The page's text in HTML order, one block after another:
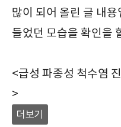
많이 되어 올린 글 내
들었던 모습을 확인을
<급성 파종성 척수염
>
더보기